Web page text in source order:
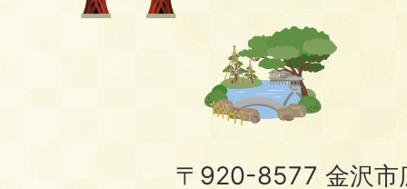
〒920-8577 金沢市